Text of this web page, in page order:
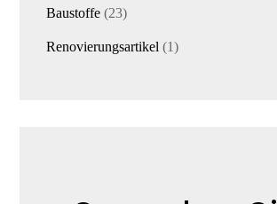
Baustoffe 2323
Renovierungsartikel 11